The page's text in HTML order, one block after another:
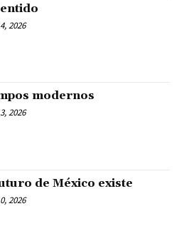
2026
modernos
2026
de México existe
2026